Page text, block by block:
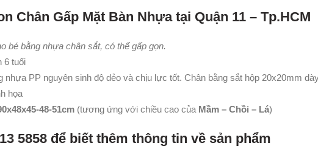
Chân Gấp Mặt Bàn Nhựa tại Quận 11 – Tp.HCM
bé bằng nhựa chân sắt, có thể gấp gọn.
6 tuổi
nhựa PP nguyên sinh độ dẻo và chịu lực tốt. Chân bằng sắt hộp 20x20mm
họa
48-51cm(tương ứng với chiều cao của Mầm – Chồi – Lá)
5858 để biết thêm thông tin về sản phẩm